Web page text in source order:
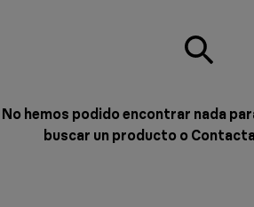
No hemos podido encontrar nada
buscar un producto o